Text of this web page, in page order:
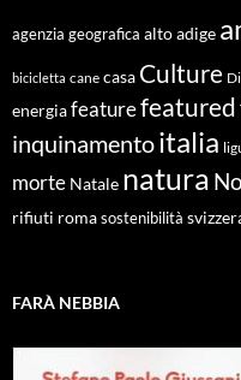
agenzia geografica alto adige
bicicletta cane casa Culture
energiafeaturefeatured
inquinamentoitalia
morte Natale natura
rifiuti roma sostenibilità
FARÀ NEBBIA